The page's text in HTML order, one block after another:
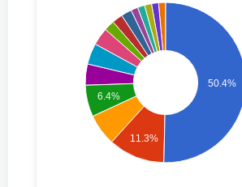
6.4%
11.3%
50.4%